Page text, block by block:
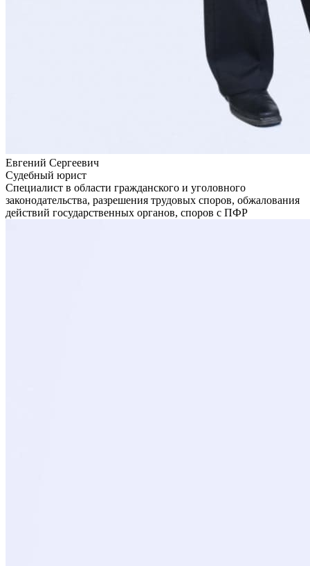
Евгений Сергеевич
Судебный юрист
Специалист в области гражданского и уголовного
законодательства, разрешения трудовых споров, обжалования
действий государственных органов, споров с ПФР